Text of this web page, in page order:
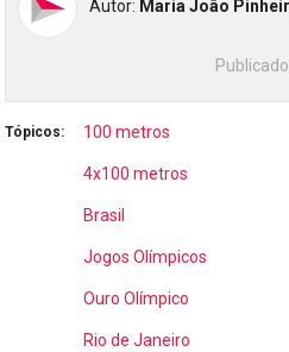
Autor: Maria João
Tópicos: 100 metros
4x100 metros
Brasil
Jogos Olímpicos
Ouro Olímpico
Rio de Janeiro